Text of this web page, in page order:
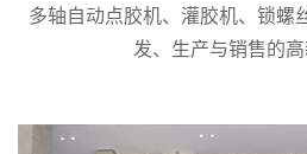
未明确
控制方式 16种点胶模式
多轴自动点胶机、灌胶机、锁螺
发、生产与销售的